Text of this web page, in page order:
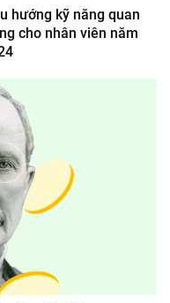
hướng kỹ năng quan
cho nhân viên năm